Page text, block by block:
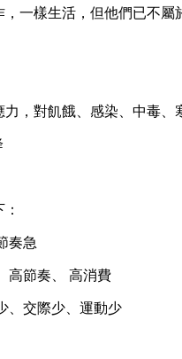
樣生活，但他們已不屬
對飢餓、感染、中毒、
奏急
節奏、 高消費
交際少、運動少